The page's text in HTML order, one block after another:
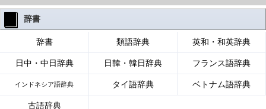
辞書
辞書 類語辞典 英和・和英辞典
日中・中日辞典 日韓・韓日辞典 フランス語辞典
インドネシア語辞典 タイ語辞典 ベトナム語辞典
古語辞典